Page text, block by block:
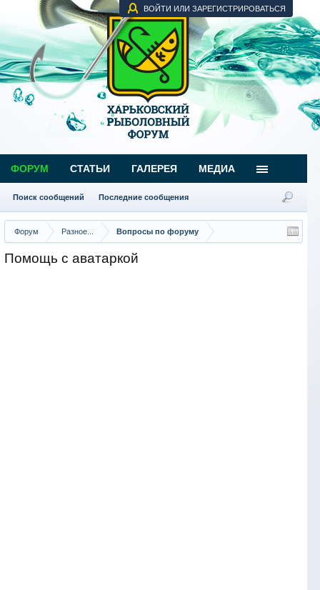
ВОЙТИ ИЛИ ЗАРЕГИСТРИРОВАТЬСЯ
Форум Разное... Вопросы по форуму
Помощь с аватаркой
ФОРУМ
Поиск сообщений Последние сообщения
СТАТЬИ ГАЛЕРЕЯ МЕДИА